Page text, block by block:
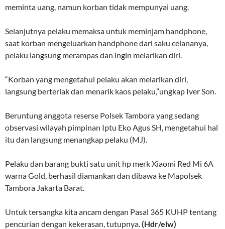
meminta uang, namun korban tidak mempunyai uang.
Selanjutnya pelaku memaksa untuk meminjam handphone,
saat korban mengeluarkan handphone dari saku celananya,
pelaku langsung merampas dan ingin melarikan diri.
“Korban yang mengetahui pelaku akan melarikan diri,
langsung berteriak dan menarik kaos pelaku,”ungkap Iver Son.
Beruntung anggota reserse Polsek Tambora yang sedang
observasi wilayah pimpinan Iptu Eko Agus SH, mengetahui hal
itu dan langsung menangkap pelaku (MJ).
Pelaku dan barang bukti satu unit hp merk Xiaomi Red Mi 6A
warna Gold, berhasil diamankan dan dibawa ke Mapolsek
Tambora Jakarta Barat.
Untuk tersangka kita ancam dengan Pasal 365 KUHP tentang
pencurian dengan kekerasan, tutupnya. (Hdr/elw)